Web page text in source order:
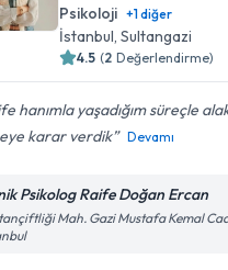
Psikoloji +1diğer
İstanbul, Sultangazi
4.5 (2 Değerlendirme)
hanımla yaşadığım süreçle
karar verdik
Devamı
Psikolog Raife Doğan Ercan
Mah. Gazi Mustafa Kemal